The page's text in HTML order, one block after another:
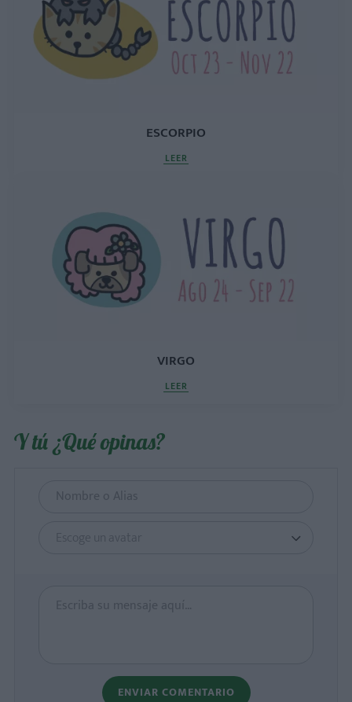
ESCORPIO
LEER
VIRGO
LEER
Y tú ¿Qué opinas?
Escoge un avatar
ENVIAR COMENTARIO